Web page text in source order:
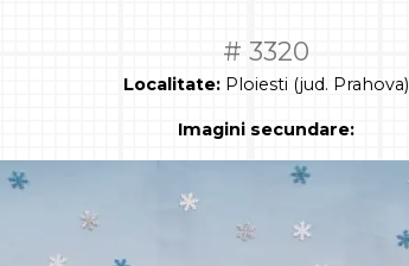
# 3320
Localitate:Ploiesti (jud. Prahova)
Imagini secundare: